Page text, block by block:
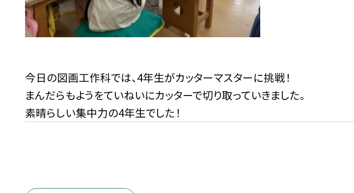
今日の図画工作科では、4年生がカッターマスターに挑戦！
まんだらもようをていねいにカッターで切り取っていきました。
素晴らしい集中力の4年生でした！